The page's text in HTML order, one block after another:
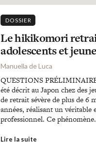
DOSSIER
Le hikikomori
adolescents et
Manuella de Luca
QUESTIONS
été décrit au Japon chez des
de retrait sévère de plus de 6
années, réalisant un véritable
professionnel. Ce
Lire la suite